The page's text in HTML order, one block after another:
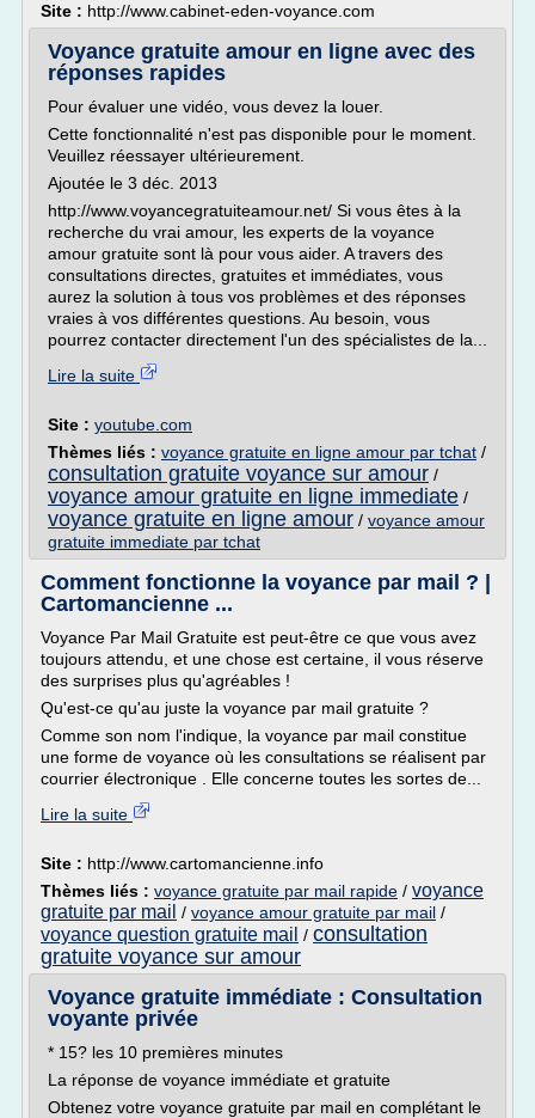
Site : http://www.cabinet-eden-voyance.com
Voyance gratuite amour en ligne avec des
réponses rapides
Pour évaluer une vidéo, vous devez la louer.
Cette fonctionnalité n'est pas disponible pour le moment.
Veuillez réessayer ultérieurement.
Ajoutée le 3 déc. 2013
http://www.voyancegratuiteamour.net/ Si vous êtes à la
recherche du vrai amour, les experts de la voyance
amour gratuite sont là pour vous aider. A travers des
consultations directes, gratuites et immédiates, vous
aurez la solution à tous vos problèmes et des réponses
vraies à vos différentes questions. Au besoin, vous
pourrez contacter directement l'un des spécialistes de la...
Lire la suite
Site : youtube.com
Thèmes liés : voyance gratuite en ligne amour par tchat /
consultation gratuite voyance sur amour /
voyance amour gratuite en ligne immediate /
voyance gratuite en ligne amour / voyance amour
gratuite immediate par tchat
Comment fonctionne la voyance par mail ? |
Cartomancienne ...
Voyance Par Mail Gratuite est peut-être ce que vous avez
toujours attendu, et une chose est certaine, il vous réserve
des surprises plus qu'agréables !
Qu'est-ce qu'au juste la voyance par mail gratuite ?
Comme son nom l'indique, la voyance par mail constitue
une forme de voyance où les consultations se réalisent par
courrier électronique . Elle concerne toutes les sortes de...
Lire la suite
Site : http://www.cartomancienne.info
Thèmes liés : voyance gratuite par mail rapide / voyance
gratuite par mail / voyance amour gratuite par mail /
voyance question gratuite mail / consultation
gratuite voyance sur amour
Voyance gratuite immédiate : Consultation
voyante privée
* 15? les 10 premières minutes
La réponse de voyance immédiate et gratuite
Obtenez votre voyance gratuite par mail en complétant le